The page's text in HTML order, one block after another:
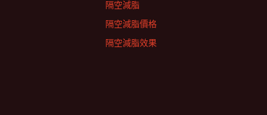
隔空減脂
隔空減脂價格
隔空減脂效果